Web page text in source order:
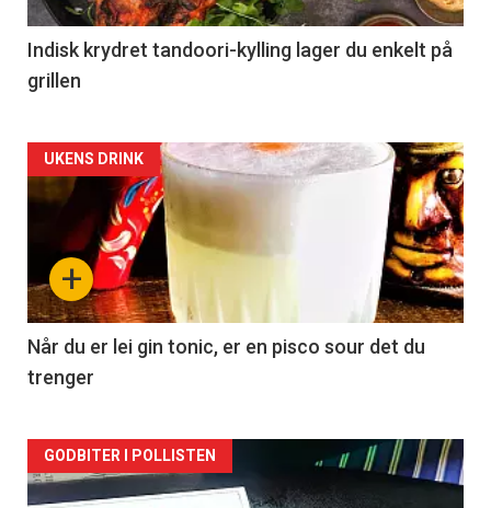
Indisk krydret tandoori-kylling lager du enkelt på
grillen
Forsiden
akkurat
nå
-
2
+
UKENS DRINK
Når du er lei gin tonic, er en pisco sour det du
trenger
Forsiden
GODBITER I POLLISTEN